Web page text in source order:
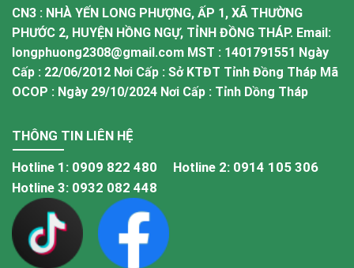
CN3 : NHÀ YẾN LONG PHƯỢNG, ẤP 1, XÃ THƯỜNG
PHƯỚC 2, HUYỆN HỒNG NGỰ, TỈNH ĐỒNG THÁP. Email:
longphuong2308@gmail.com MST : 1401791551 Ngày
Cấp : 22/06/2012 Nơi Cấp : Sở KTĐT Tỉnh Đồng Tháp Mã
OCOP : Ngày 29/10/2024 Nơi Cấp : Tỉnh Dồng Tháp
THÔNG TIN LIÊN HỆ
Hotline 1: 0909 822 480 Hotline 2: 0914 105 306
Hotline 3: 0932 082 448